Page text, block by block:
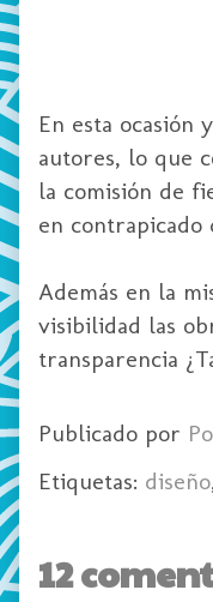
En esta ocasión
autores, lo que
la comisión de
en contrapicado
Además en la
visibilidad las
transparencia
Publicado por
Etiquetas: diseño
12